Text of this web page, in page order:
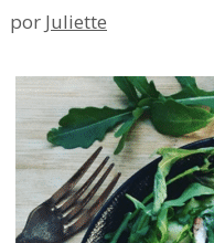
por Juliette